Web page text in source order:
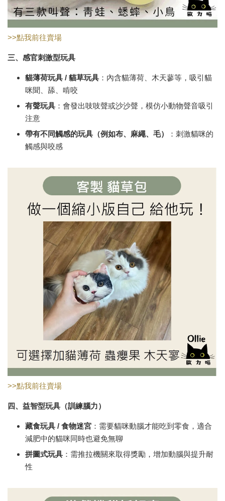
>>點我前往賣場
三、 感官刺激型玩具
貓薄荷玩具 / 貓草玩具 ：內含貓薄荷、木天蓼等，吸引貓
咪聞、舔、啃咬
有聲玩具 ：會發出吱吱聲或沙沙聲，模仿小動物聲音吸引
注意
帶有不同觸感的玩具（例如布、麻繩、毛）
：刺激貓咪的
觸感與咬感
>>點我前往賣場
四、益智型玩具（訓練腦力）
藏食玩具 / 食物迷宮 ：需要貓咪動腦才能吃到零食，適合
減肥中的貓咪同時也避免無聊
拼圖式玩具 ：需推拉機關來取得獎勵，增加動腦與提升耐
性